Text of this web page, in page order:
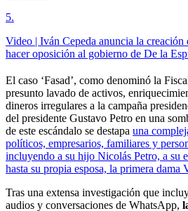
5.
Video | Iván Cepeda anuncia la creación
hacer oposición al gobierno de De la
El caso ‘Fasad’, como denominó la
presunto lavado de activos,
dineros irregulares a la campaña
del presidente Gustavo Petro en una
de este escándalo se destapa una
políticos, empresarios, familiares y
incluyendo a su hijo Nicolás Petro, a su
hasta su propia esposa, la primera dama
Tras una extensa investigación que
audios y conversaciones de WhatsApp,